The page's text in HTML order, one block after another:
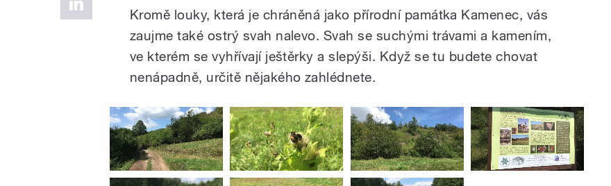
Kromě louky, která je chráněná jako přírodní památka Kamenec, vás
zaujme také ostrý svah nalevo. Svah se suchými trávami a kamením,
ve kterém se vyhřívají ještěrky a slepýši. Když se tu budete chovat
nenápadně, určitě nějakého zahlédnete.